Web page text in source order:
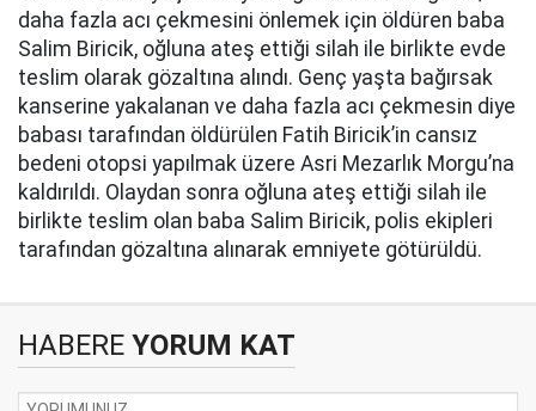
daha fazla acı çekmesini önlemek için öldüren baba
Salim Biricik, oğluna ateş ettiği silah ile birlikte evde
teslim olarak gözaltına alındı. Genç yaşta bağırsak
kanserine yakalanan ve daha fazla acı çekmesin diye
babası tarafından öldürülen Fatih Biricik’in cansız
bedeni otopsi yapılmak üzere Asri Mezarlık Morgu’na
kaldırıldı. Olaydan sonra oğluna ateş ettiği silah ile
birlikte teslim olan baba Salim Biricik, polis ekipleri
tarafından gözaltına alınarak emniyete götürüldü.
HABERE YORUM KAT